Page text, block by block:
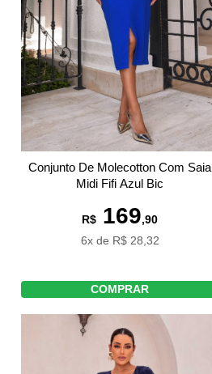
Conjunto De Molecotton Com Saia
Midi Fifi Azul Bic
R$ 169,90
6x de R$ 28,32
COMPRAR